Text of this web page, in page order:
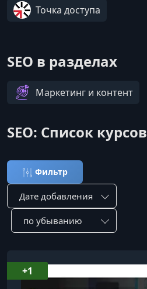
Точка доступа
SEO в разделах
Маркетинг и контент
SEO: Список курсов
Фильтр
Сортировка по:
Сотировать по:
+1